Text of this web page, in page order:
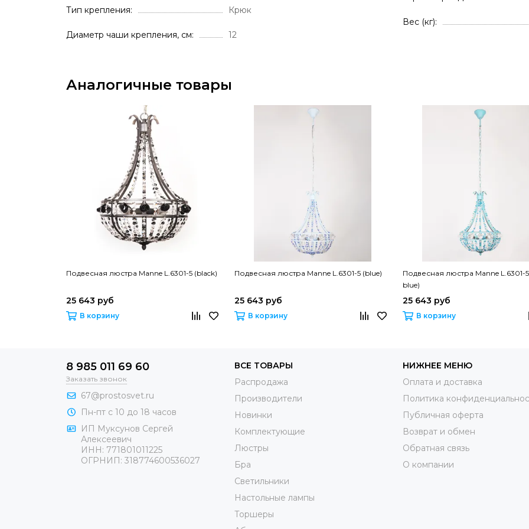
Тип крепления Крюк
Диаметр чаши крепления, cм 12
Вес (кг)
Аналогичные товары
Подвесная люстра Manne L.6301-5 (black)
25 643 руб
В корзину
Подвесная люстра Manne L.6301-5 (blue)
25 643 руб
В корзину
Подвесная люстра Manne L.6301-
blue)
25 643 руб
В корзину
8 985 011 69 60
Заказать звонок
67@prostosvet.ru
Пн-пт с 10 до 18 часов
ИП Муксунов Сергей
Алексеевич
ИНН: 771801011225
ОГРНИП: 318774600536027
ВСЕ ТОВАРЫ
Распродажа
Производители
Новинки
Комплектующие
Люстры
Бра
Светильники
Настольные лампы
Торшеры
НИЖНЕЕ МЕНЮ
Оплата и доставка
Политика
Публичная оферта
Возврат и обмен
Обратная связь
О компании